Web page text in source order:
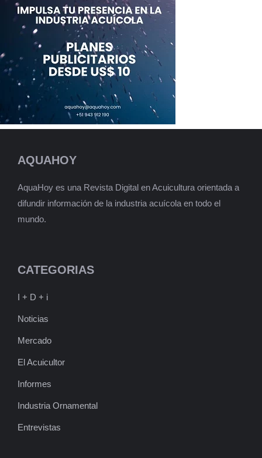
AQUAHOY
AquaHoy es una Revista Digital en Acuicultura orientada a
difundir información de la industria acuícola en todo el
mundo.
CATEGORIAS
I + D + i
Noticias
Mercado
El Acuicultor
Informes
Industria Ornamental
Entrevistas